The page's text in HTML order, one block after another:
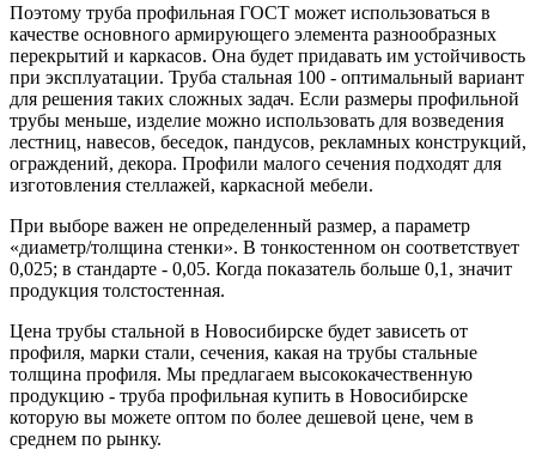
Поэтому труба профильная ГОСТ может использоваться в
качестве основного армирующего элемента разнообразных
перекрытий и каркасов. Она будет придавать им устойчивость
при эксплуатации. Труба стальная 100 - оптимальный вариант
для решения таких сложных задач. Если размеры профильной
трубы меньше, изделие можно использовать для возведения
лестниц, навесов, беседок, пандусов, рекламных конструкций,
ограждений, декора. Профили малого сечения подходят для
изготовления стеллажей, каркасной мебели.
При выборе важен не определенный размер, а параметр
«диаметр/толщина стенки». В тонкостенном он соответствует
0,025; в стандарте - 0,05. Когда показатель больше 0,1, значит
продукция толстостенная.
Цена трубы стальной в Новосибирске будет зависеть от
профиля, марки стали, сечения, какая на трубы стальные
толщина профиля. Мы предлагаем высококачественную
продукцию - труба профильная купить в Новосибирске
которую вы можете оптом по более дешевой цене, чем в
среднем по рынку.